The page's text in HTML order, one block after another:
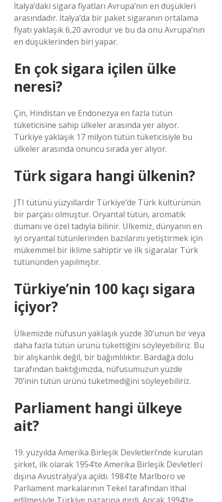
İtalya’daki sigara fiyatları Avrupa’nın en düşükleri
arasındadır. İtalya’da bir paket sigaranın ortalama
fiyatı yaklaşık 6,20 avrodur ve bu da onu Avrupa’nın
en düşüklerinden biri yapar.
En çok sigara içilen ülke
neresi?
Çin, Hindistan ve Endonezya en fazla tütün
tüketicisine sahip ülkeler arasında yer alıyor.
Türkiye yaklaşık 17 milyon tütün tüketicisiyle bu
ülkeler arasında onuncu sırada yer alıyor.
Türk sigara hangi ülkenin?
JTI tütünü yüzyıllardır Türkiye’de Türk kültürünün
bir parçası olmuştur. Oryantal tütün, aromatik
dumanı ve özel tadıyla bilinir. Ülkemiz, dünyanın en
iyi oryantal tütünlerinden bazılarını yetiştirmek için
mükemmel bir iklime sahiptir ve ilk sigaralar Türk
tütününden yapılmıştır.
Türkiye’nin 100 kaçı sigara
içiyor?
Ülkemizde nüfusun yaklaşık yüzde 30’unun bir veya
daha fazla tütün ürünü tükettiğini söyleyebiliriz. Bu
bir alışkanlık değil, bir bağımlılıktır. Bardağa dolu
tarafından baktığımızda, nüfusumuzun yüzde
70’inin tütün ürünü tüketmediğini söyleyebiliriz.
Parliament hangi ülkeye
ait?
19. yüzyılda Amerika Birleşik Devletleri’nde kurulan
şirket, ilk olarak 1954’te Amerika Birleşik Devletleri
dışına Avustralya’ya açıldı. 1984’te Marlboro ve
Parliament markalarının Tekel tarafından ithal